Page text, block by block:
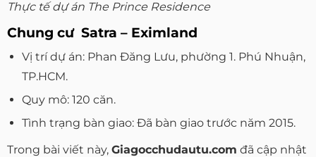
Thực tế dự án The Prince Residence
Chung cư Satra – Eximland
Vị trí dự án: Phan Đăng Lưu, phường 1. Phú Nhuận,
TP.HCM.
Quy mô: 120 căn.
Tình trạng bàn giao: Đã bàn giao trước năm 2015.
Trong bài viết này, Giagocchudautu.com đã cập nhật